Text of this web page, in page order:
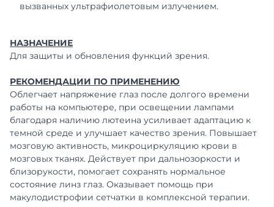
вызванных ультрафиолетовым излучением.
НАЗНАЧЕНИЕ
Для защиты и обновления функций зрения.
РЕКОМЕНДАЦИИ ПО ПРИМЕНЕНИЮ
Облегчает напряжение глаз после долгого времени
работы на компьютере, при освещении лампами
благодаря наличию лютеина усиливает адаптацию к
темной среде и улучшает качество зрения. Повышает
мозговую активность, микроциркуляцию крови в
мозговых тканях. Действует при дальнозоркости и
близорукости, помогает сохранять нормальное
состояние линз глаз. Оказывает помощь при
макулодистрофии сетчатки в комплексной терапии.